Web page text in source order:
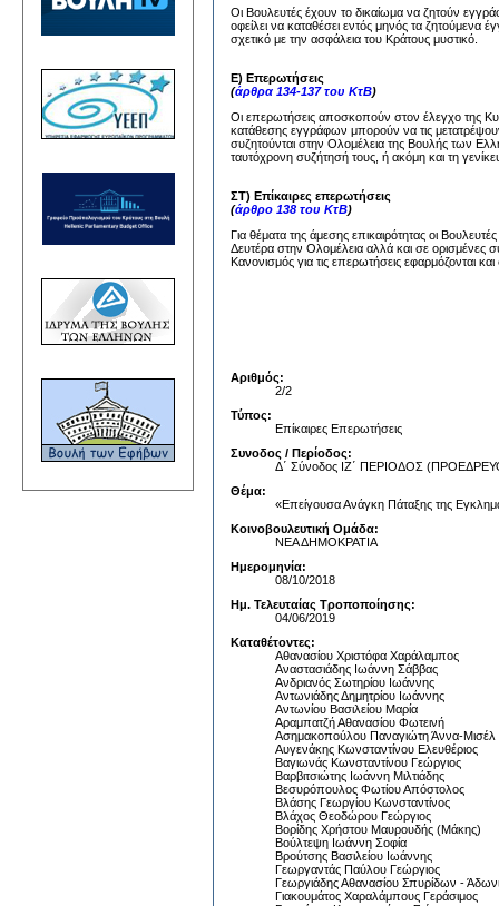
Οι Βουλευτές έχουν το δικαίωμα να ζητούν
οφείλει να καταθέσει εντός μηνός τα
σχετικό με την ασφάλεια του Κράτους μυστικό.
Ε) Επερωτήσεις
(άρθρα 134-137 του ΚτΒ)
Οι επερωτήσεις αποσκοπούν στον έλεγχο της
κατάθεσης εγγράφων μπορούν να τις
συζητούνται στην Ολομέλεια της Βουλής των
ταυτόχρονη συζήτησή τους, ή ακόμη και τη
ΣΤ) Επίκαιρες επερωτήσεις
(άρθρο 138 του ΚτΒ)
Για θέματα της άμεσης επικαιρότητας οι
Δευτέρα στην Ολομέλεια αλλά και σε ορισμένες
Κανονισμός για τις επερωτήσεις εφαρμόζονται
Αριθμός:
2/2
Τύπος:
Επίκαιρες Επερωτήσεις
Συνοδος / Περίοδος:
Δ΄ Σύνοδος ΙΖ΄ ΠΕΡΙΟΔΟΣ
Θέμα:
«Επείγουσα Ανάγκη Πάταξης της
Κοινοβουλευτική Ομάδα:
ΝΕΑ ΔΗΜΟΚΡΑΤΙΑ
Ημερομηνία:
08/10/2018
Ημ. Τελευταίας Τροποποίησης:
04/06/2019
Καταθέτοντες:
Αθανασίου Χριστόφα Χαράλαμπος
Αναστασιάδης Ιωάννη Σάββας
Ανδριανός Σωτηρίου Ιωάννης
Αντωνιάδης Δημητρίου Ιωάννης
Αντωνίου Βασιλείου Μαρία
Αραμπατζή Αθανασίου Φωτεινή
Ασημακοπούλου Παναγιώτη Άννα-Μισέλ
Αυγενάκης Κωνσταντίνου Ελευθέριος
Βαγιωνάς Κωνσταντίνου Γεώργιος
Βαρβιτσιώτης Ιωάννη Μιλτιάδης
Βεσυρόπουλος Φωτίου Απόστολος
Βλάσης Γεωργίου Κωνσταντίνος
Βλάχος Θεοδώρου Γεώργιος
Βορίδης Χρήστου Μαυρουδής (Μάκης)
Βούλτεψη Ιωάννη Σοφία
Βρούτσης Βασιλείου Ιωάννης
Γεωργαντάς Παύλου Γεώργιος
Γεωργιάδης Αθανασίου Σπυρίδων -
Γιακουμάτος Χαραλάμπους Γεράσιμος